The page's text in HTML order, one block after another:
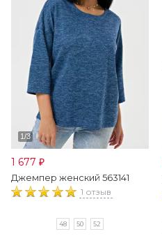
1 677 ₽
Джемпер женский 563141
1 отзыв
48 50 52